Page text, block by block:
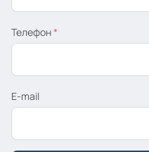
Телефон*
E-mail